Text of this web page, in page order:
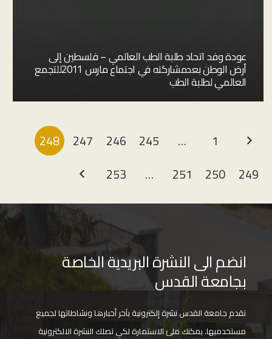
عودة وفد اتحاد طلبة الطب العالمي – فلسطين إلى
أرض الوطن بعدمشاركته في اجتماع مارس 2011للتجمع
العالمي لطلبة الطب
1
…
245
246
247
248
249
250
251
…
253
انضم الى النشرة البريدية الخاصة
بجامعة القدس
تقدم جامعة القدس نشرة إلكترونية بآخر أخبارها ونشاطاتها لجميع
مستخدميها. يمكنك ملئ الاستمارة لكي تصلك النشرة الالكترونية